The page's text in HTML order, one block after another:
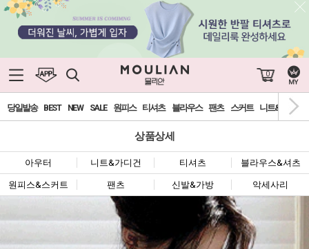
0
당일발송 BEST NEW SALE 원피스 티셔츠 블라우스 팬츠 스커트 니트&가디건
상품상세
아우터 니트&가디건 티셔츠 블라우스&셔츠
원피스&스커트 팬츠 신발&가방 악세사리